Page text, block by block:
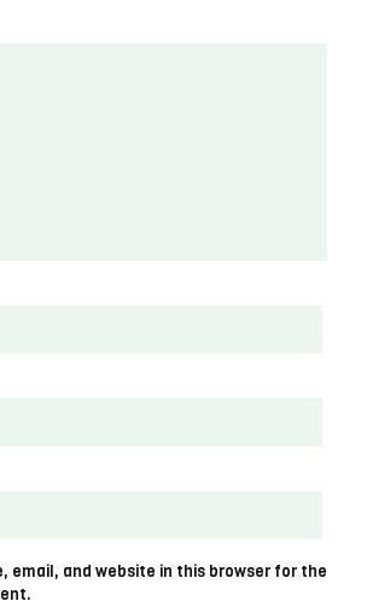
email, and website in this browser for the